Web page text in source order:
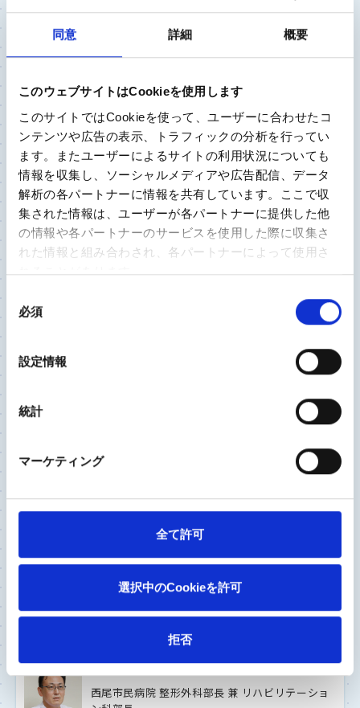
同意 詳細 概要
このウェブサイトはCookieを使用します
このサイトではCookieを使って、ユーザーに合わせたコ
ンテンツや広告の表示、トラフィックの分析を行ってい
ます。またユーザーによるサイトの利用状況についても
情報を収集し、ソーシャルメディアや広告配信、データ
解析の各パートナーに情報を共有しています。ここで収
集された情報は、ユーザーが各パートナーに提供した他
の情報や各パートナーのサービスを使用した際に収集さ
れた情報と組み合わされ、各パートナーによって使用さ
れることがあります。
必須
設定情報
統計
マーケティング
全て許可
選択中のCookieを許可
拒否
ひざ関節
宮崎大学医学部 整形外科 准教授
痛みがなくても「膝が崩れる現象」は放置せずに受
診を。見落とされるリスクもある前十字靭帯（AC
L）断裂とは？
股関節
2023/9/13
独立行政法人国立病院機構 渋川医療センター 整
股関節の痛み 我慢しないで 早期の受診で納得の
いく治療を
2023/8/22
独立行政法人労働者健康安全機構 神戸労災病院
佐々木 宏 先生
金属アレルギーがあるから、歳だからと諦めていま
せんか? 膝や股関節に痛みがあれば専門医に相談
西尾市民病院 整形外科部長 兼 リハビリテーショ